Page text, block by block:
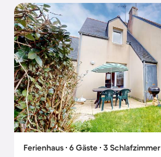
Ferienhaus ∙ 6 Gäste ∙ 3 Schlafzimmer